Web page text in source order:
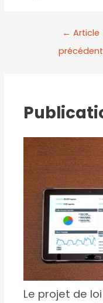
← Article
précédent
Le projet de